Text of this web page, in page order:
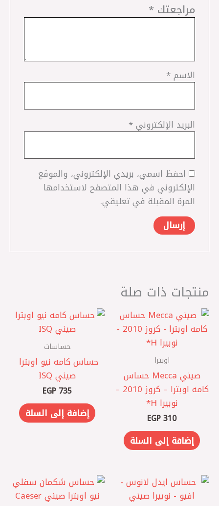
مراجعتك*
الاسم*
البريد الإلكتروني*
احفظ اسمي، بريدي الإلكتروني، والموقع
الإلكتروني في هذا المتصفح لاستخدامها
المرة المقبلة في تعليقي.
منتجات ذات صلة
اوبترا
صيني Mecca حساس
كامه اوبترا – كروز 2010 –
نوبيرا ‏H*
EGP310
إضافة إلى السلة
حساسات
حساس كامه نيو اوبترا ‏
صيني ISQ
EGP 735
إضافة إلى السلة